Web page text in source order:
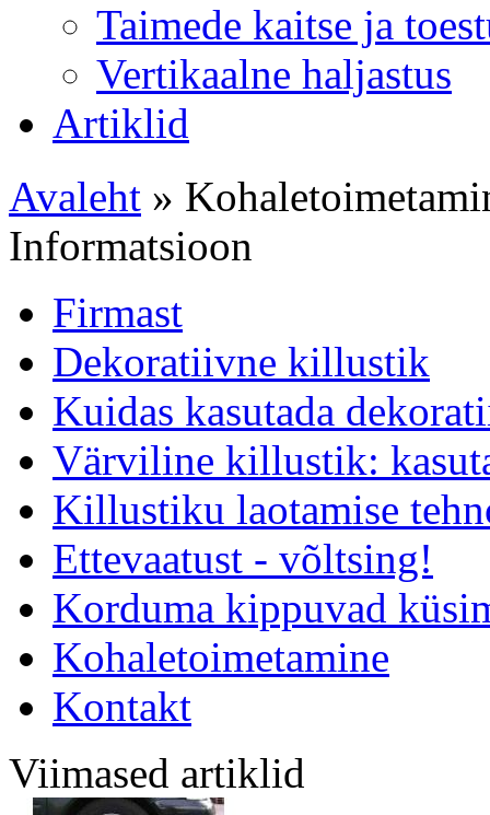
Taimede kaitse ja
Vertikaalne haljastus
Artiklid
Avaleht »
Informatsioon
Firmast
Dekoratiivne killustik
Kuidas kasutada
Värviline killustik:
Killustiku laotamise
Ettevaatust - võltsing!
Korduma kippuvad
Kohaletoimetamine
Kontakt
Viimased artiklid